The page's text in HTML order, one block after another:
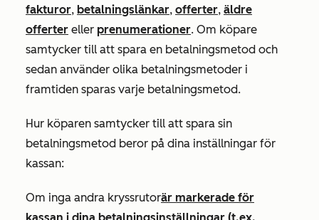
fakturor, betalningslänkar, offerter, äldre
offerter eller prenumerationer. Om köpare
samtycker till att spara en betalningsmetod och
sedan använder olika betalningsmetoder i
framtiden sparas varje betalningsmetod.
Hur köparen samtycker till att spara sin
betalningsmetod beror på dina inställningar för
kassan:
Om inga andra kryssrutorär markerade för